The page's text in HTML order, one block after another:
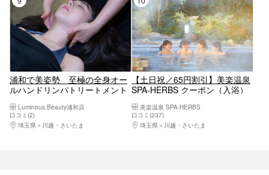
浦和で美姿勢 至極の全身オー
ルハンドリンパトリートメント
Luminous.Beauty浦和店
口コミ(2)
埼玉県
川越・さいたま
【土日祝／65円割引】美楽温泉
SPA-HERBS クーポン（入浴）
美楽温泉 SPA-HERBS
口コミ(237)
埼玉県
川越・さいたま